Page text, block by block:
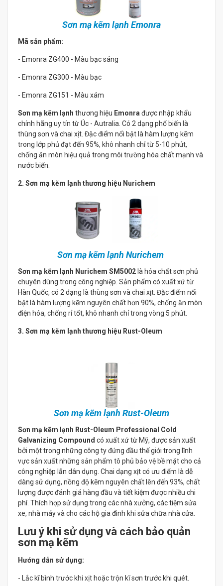
Sơn mạ kẽm lạnh Emonra
Mã sản phẩm:
- Emonra ZG400 - Màu bạc sáng
- Emonra ZG300 - Màu bạc
- Emonra ZG151 - Màu xám
Sơn mạ kẽm lạnh thương hiệu Emonrađược nhập khẩu
chính hãng uy tín từ Úc - Autralia. Có 2 dạng phổ biến là
thùng sơn và chai xịt. Đặc điểm nổi bật là hàm lượng kẽm
trong lớp phủ đạt đến 95%, khô nhanh chỉ từ 5-10 phút,
chống ăn mòn hiệu quả trong môi trường hóa chất mạnh và
nước biển.
2. Sơn mạ kẽm lạnh thương hiệu Nurichem
Sơn mạ kẽm lạnh Nurichem
Sơn mạ kẽm lạnh Nurichem SM5002 là hóa chất sơn phủ
chuyên dùng trong công nghiệp. Sản phẩm có xuất xứ từ
Hàn Quốc, có 2 dạng là thùng sơn và chai xịt. Đặc điểm nổi
bật là hàm lượng kẽm nguyên chất hơn 90%, chống ăn mòn
điện hóa, chống rỉ tốt, khô nhanh chỉ trong vòng 5 phút.
3. Sơn mạ kẽm lạnh thương hiệu Rust-Oleum
Sơn mạ kẽm lạnh Rust-Oleum
Sơn mạ kẽm lạnh Rust-Oleum Professional Cold
Galvanizing Compound có xuất xứ từ Mỹ, được sản xuất
bởi một trong những công ty đứng đầu thế giới trong lĩnh
vực sản xuất những sản phẩm tô phủ bảo vệ bề mặt cho cả
công nghiệp lẫn dân dụng. Chai dạng xịt có ưu điểm là dễ
dàng sử dụng, nồng độ kẽm nguyên chất lên đến 93%, chất
lượng được đánh giá hàng đầu và tiết kiệm được nhiều chi
phí. Thích hợp sử dụng trong các nhà xưởng, các tiệm sửa
xe, nhà máy và cho các hộ gia đình khi sửa chữa nhà cửa.
Lưu ý khi sử dụng và cách bảo quản
sơn mạ kẽm
Hướng dẫn sử dụng:
- Lắc kĩ bình trước khi xịt hoặc trộn kĩ sơn trước khi quét.